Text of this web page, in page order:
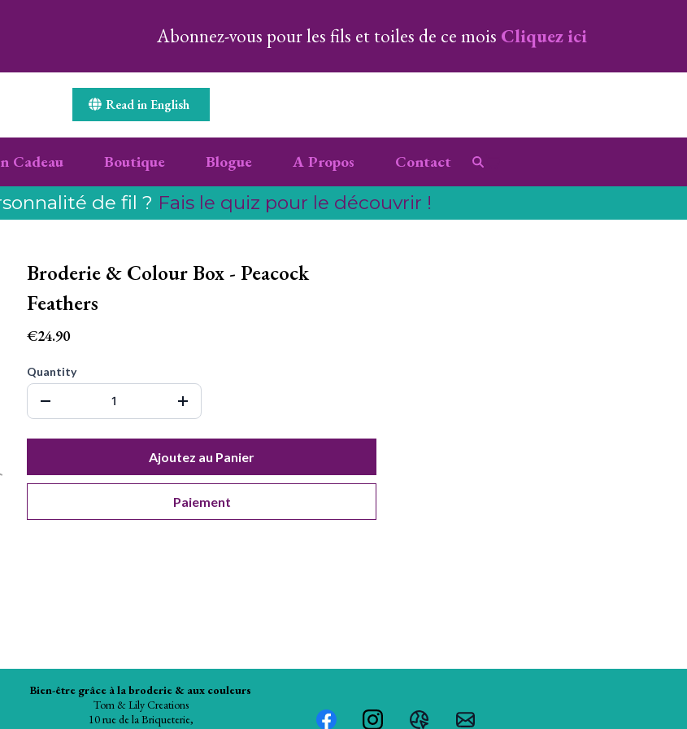
Abonnez-vous pour les fils et toiles de ce mois Cliquez ici
Read in English
Cadeau Boutique Blogue A Propos Contact
de fil ? Fais le quiz pour le découvrir !
Broderie & Colour Box - Peacock
Feathers
€24.90
Quantity
Ajoutez au Panier
Paiement
Bien-être grâce à la broderie & aux couleurs
Tom & Lily Creations
10 rue de la Briqueterie,